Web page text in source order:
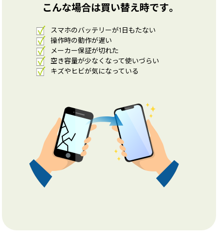
こんな場合は買い替え時です。
スマホのバッテリーが1日もたない
操作時の動作が遅い
メーカー保証が切れた
空き容量が少なくなって使いづらい
キズやヒビが気になっている